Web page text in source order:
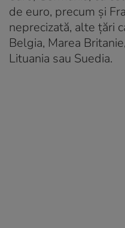
de euro, precum şi
neprecizată, alte ţări
Belgia, Marea
Lituania sau Suedia.